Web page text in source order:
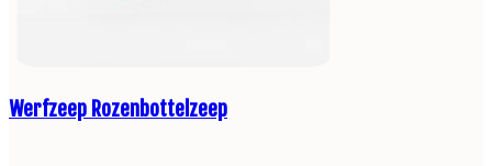
Werfzeep Rozenbottelzeep